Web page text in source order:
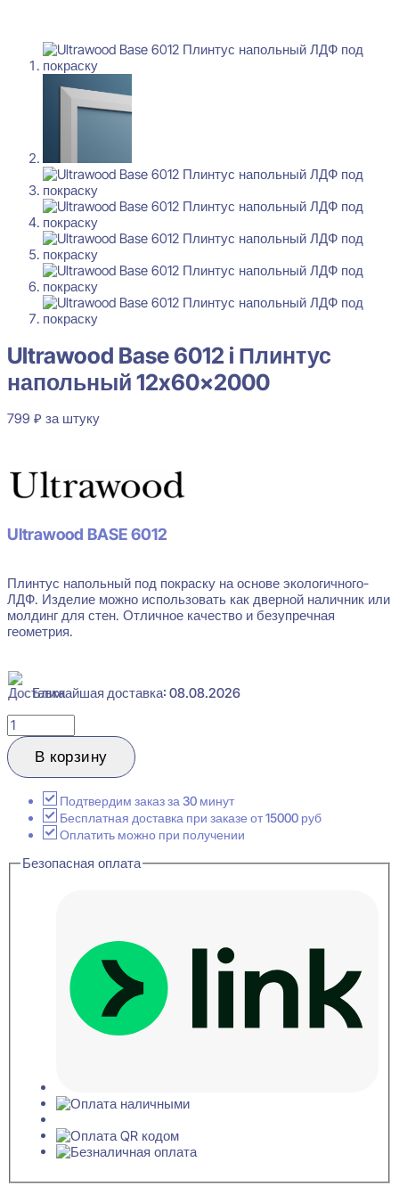
Ultrawood Base 6012 i Плинтус
напольный 12x60x2000
799 ₽ за штуку
Ultrawood BASE 6012
Плинтус напольный под покраску на основе экологичного-
ЛДФ. Изделие можно использовать как дверной наличник или
молдинг для стен. Отличное качество и безупречная
геометрия.
Ближайшая доставка: 08.08.2026
Количество
товара
Ultrawood
Base
Плинтус
напольный
В корзину
Подтвердим заказ за 30 минут
Бесплатная доставка при заказе от 15000 руб
Оплатить можно при получении
Безопасная оплата